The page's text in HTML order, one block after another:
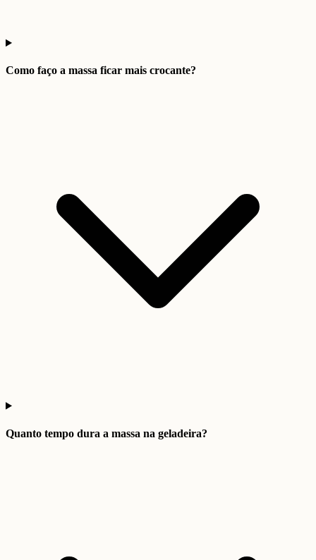
Como faço a massa ficar mais crocante?
Quanto tempo dura a massa na geladeira?